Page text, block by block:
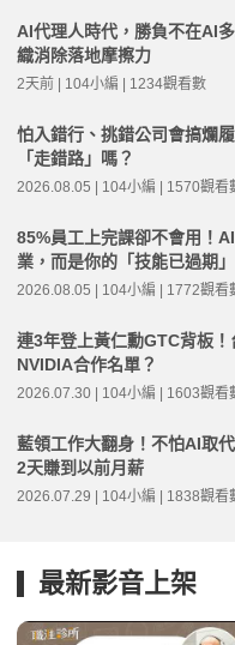
AI代理人時代，勝負不在AI
織消除落地摩擦力
2天前 | 104小編 | 1234觀看數
怕入錯行、挑錯公司會搞爛
「走錯路」嗎？
2026.08.05 | 104小編 | 1570觀看
85%員工上完課卻不會用！
業，而是你的「技能已過期」
2026.08.05 | 104小編 | 1772觀看
連3年登上黃仁勳GTC背板
NVIDIA合作名單？
2026.07.30 | 104小編 | 1603觀看
藍領工作大翻身！不怕AI取
2天賺到以前月薪
2026.07.29 | 104小編 | 1838觀看
最新影音上架